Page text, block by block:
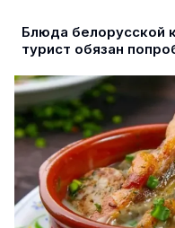
Блюда белорусской
турист обязан